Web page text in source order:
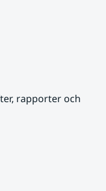
rapporter och